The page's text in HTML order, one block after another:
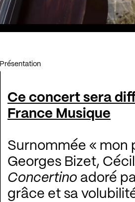
Présentation
Ce concert sera
France Musique
Surnommée « mon
Georges Bizet,
Concertino adoré
grâce et sa